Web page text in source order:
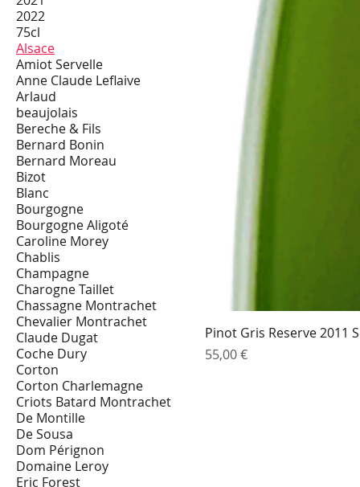
2022
75cl
Alsace
Amiot Servelle
Anne Claude Leflaive
Arlaud
beaujolais
Bereche & Fils
Bernard Bonin
Bernard Moreau
Bizot
Blanc
Bourgogne
Bourgogne Aligoté
Caroline Morey
Chablis
Champagne
Charogne Taillet
Chassagne Montrachet
Chevalier Montrachet
Claude Dugat
Coche Dury
Corton
Corton Charlemagne
Criots Batard Montrachet
De Montille
De Sousa
Dom Pérignon
Domaine Leroy
Eric Forest
Pinot Gris Reserve 2011
Prix
55,00 €